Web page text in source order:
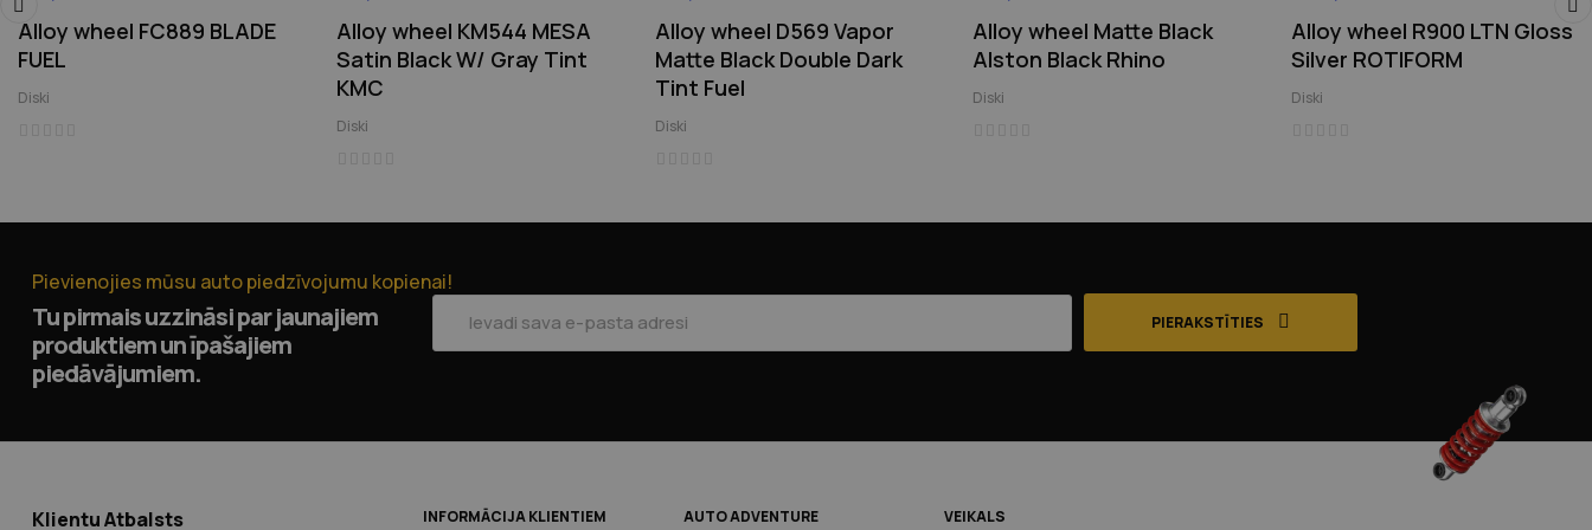
Alloy wheel FC889 BLADE
FUEL
Diski
Alloy wheel KM544 MESA
Satin Black W/ Gray Tint
KMC
Diski
Alloy wheel D569 Vapor
Matte Black Double Dark
Tint Fuel
Diski
Alloy wheel Matte Black
Alston Black Rhino
Diski
Alloy wheel R900 LTN Gloss
Silver ROTIFORM
Diski
‹ ›
Pievienojies mūsu auto piedzīvojumu kopienai!
Tu pirmais uzzināsi par jaunajiem
produktiem un īpašajiem
piedāvājumiem.
PIERAKSTĪTIES
Klientu Atbalsts INFORMĀCIJA KLIENTIEM AUTO ADVENTURE VEIKALS